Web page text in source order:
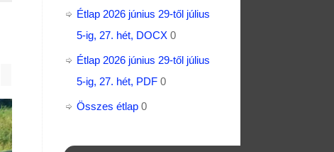
Étlap 2026 június 29-től július
5-ig, 27. hét, DOCX 0
Étlap 2026 június 29-től július
5-ig, 27. hét, PDF 0
Összes étlap 0